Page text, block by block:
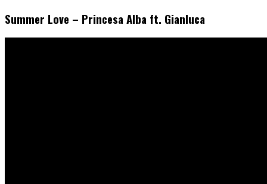
Summer Love – Princesa Alba ft. Gianluca